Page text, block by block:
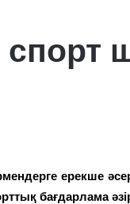
ерекше
бағдарлама